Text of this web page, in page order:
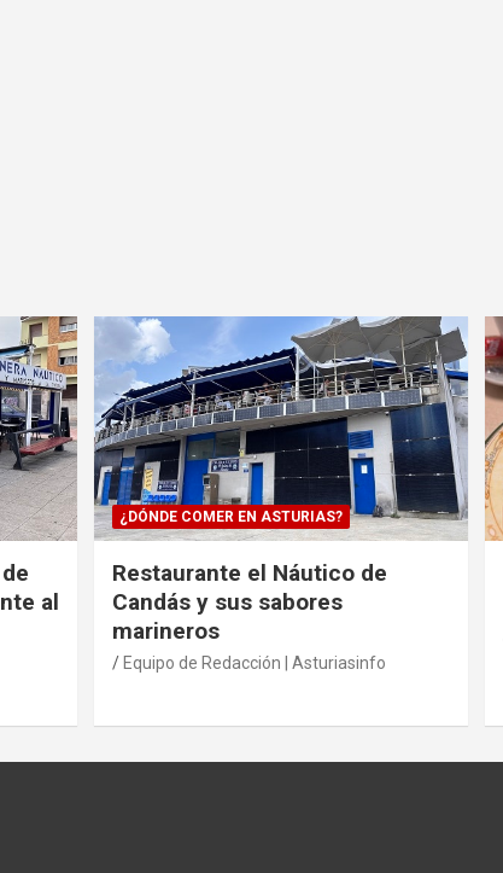
al
¿DÓNDE COMER EN ASTURIAS?
Restaurante el Náutico de
Candás y sus sabores
marineros
Equipo de Redacción | Asturiasinfo